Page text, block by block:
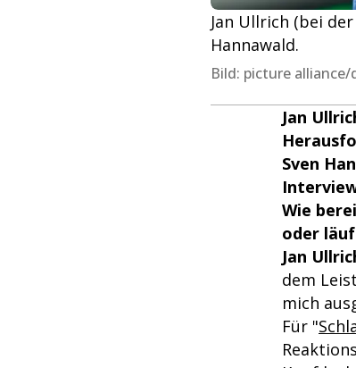
Jan Ullrich (bei
Hannawald.
Bild: picture alliance/
Jan
Sven
Wie
oder
Jan
dem
mich
Für "